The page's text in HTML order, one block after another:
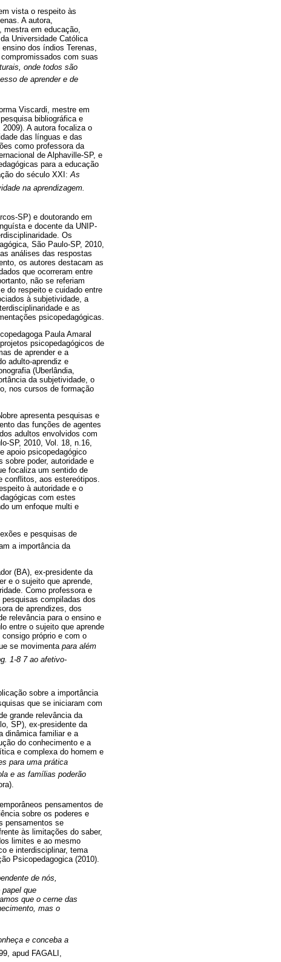
vista o respeito às
A autora,
em educação,
Universidade Católica
dos índios Terenas,
com suas
onde todos são
de aprender e de
Viscardi, mestre em
bibliográfica e
A autora focaliza o
das línguas e das
como professora da
de Alphaville-SP, e
para a educação
do século XXI: As
na aprendizagem.
SP) e doutorando em
e docente da UNIP-
Os
São Paulo-SP, 2010,
análises das respostas
os autores destacam as
que ocorreram entre
não se referiam
do respeito e cuidado entre
à subjetividade, a
e as
psicopedagógicas.
Paula Amaral
psicopedagógicos de
de aprender e a
adulto-aprendiz e
(Uberlândia,
da subjetividade, o
nos cursos de formação
apresenta pesquisas e
das funções de agentes
adultos envolvidos com
SP, 2010, Vol. 18, n.16,
apoio psicopedagógico
poder, autoridade e
focaliza um sentido de
aos estereótipos.
à autoridade e o
com estes
um enfoque multi e
e pesquisas de
a importância da
(BA), ex-presidente da
e o sujeito que aprende,
Como professora e
compiladas dos
de aprendizes, dos
relevância para o ensino e
entre o sujeito que aprende
próprio e com o
se movimenta para além
1-8 7 ao afetivo-
sobre a importância
que se iniciaram com
grande relevância da
SP), ex-presidente da
dinâmica familiar e a
do conhecimento e a
e complexa do homem e
para uma prática
e as famílias poderão
pensamentos de
sobre os poderes e
pensamentos se
às limitações do saber,
limites e ao mesmo
e interdisciplinar, tema
Psicopedagogica (2010).
de nós,
que
que o cerne das
mas o
e conceba a
apud FAGALI,